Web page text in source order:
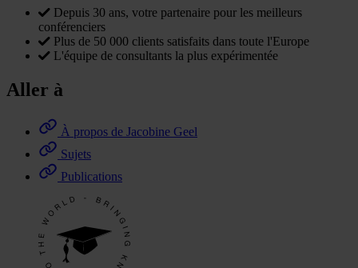
Depuis 30 ans, votre partenaire pour les meilleurs
conférenciers
Plus de 50 000 clients satisfaits dans toute l'Europe
L'équipe de consultants la plus expérimentée
Aller à
À propos de Jacobine Geel
Sujets
Publications